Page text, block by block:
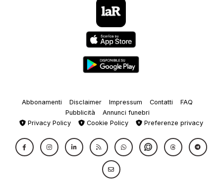
Abbonamenti Disclaimer Impressum Contatti
FAQ
Pubblicità
Annunci funebri
Privacy Policy
Cookie Policy Preferenze privacy